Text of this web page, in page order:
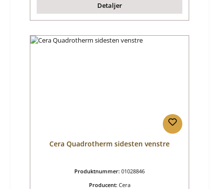
Detaljer
Cera Quadrotherm sidesten venstre
Produktnummer: 01028846
Producent: Cera